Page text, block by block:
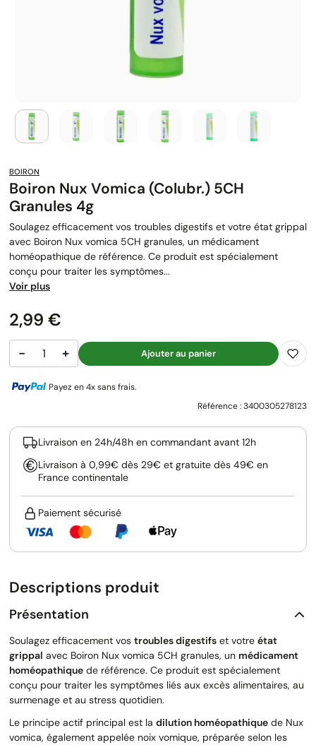
BOIRON
Boiron Nux Vomica (colubr.) 5CH
Granules 4g
Soulagez efficacement vos troubles digestifs et votre état grippal
avec Boiron Nux vomica 5CH granules, un médicament
homéopathique de référence. Ce produit est spécialement
conçu pour traiter les symptômes...
Voir plus
Prix
2,99 €
− + Ajouter au panier
Payez en 4x sans frais.
Référence :3400305278123
Livraison en 24h/48h en commandant avant 12h
Livraison à 0,99€ dès 29€ et gratuite dès 49€ en
France continentale
Paiement sécurisé
Descriptions produit
Présentation
Soulagez efficacement vos troubles digestifs et votre état
grippal avec Boiron Nux vomica 5CH granules, un médicament
homéopathique de référence. Ce produit est spécialement
conçu pour traiter les symptômes liés aux excès alimentaires, au
surmenage et au stress quotidien.
Le principe actif principal est la dilution homéopathique de Nux
vomica, également appelée noix vomique, préparée selon les